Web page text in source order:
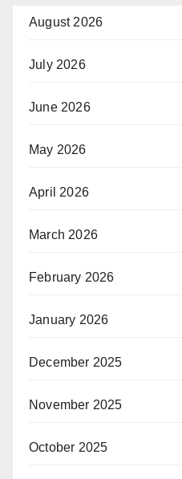
August 2026
July 2026
June 2026
May 2026
April 2026
March 2026
February 2026
January 2026
December 2025
November 2025
October 2025